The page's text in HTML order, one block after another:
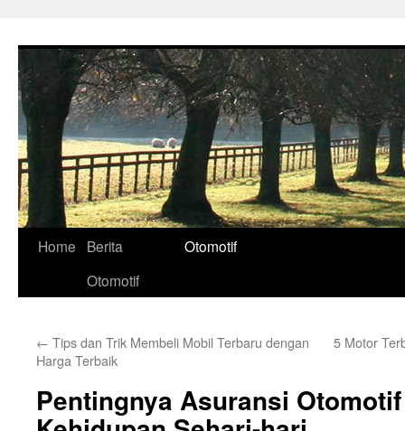
Home
Berita
Otomotif
Otomotif
← Tips dan Trik Membeli Mobil Terbaru dengan
Harga Terbaik
5 Motor
Pentingnya Asuransi